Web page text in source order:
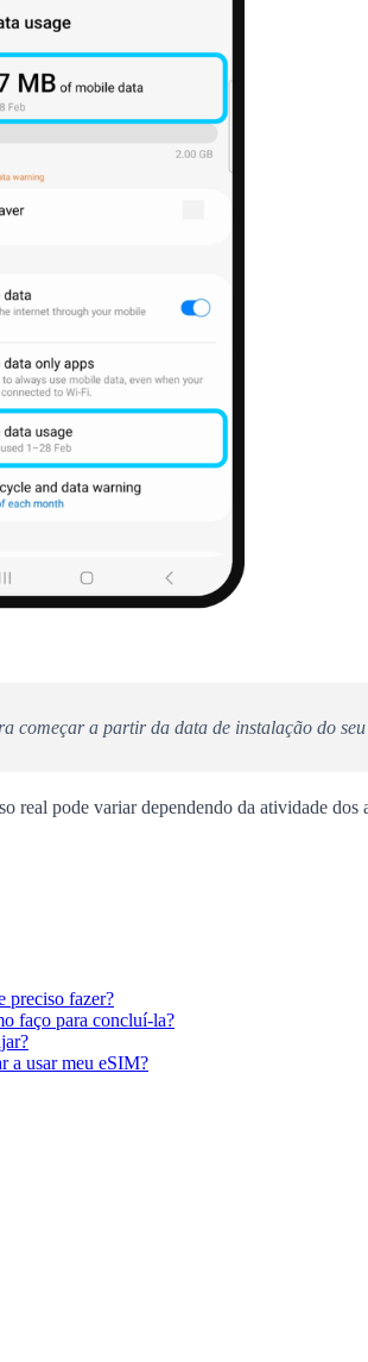
começar a partir da data de instalação do
real pode variar dependendo da atividade dos
preciso fazer?
faço para concluí-la?
a usar meu eSIM?